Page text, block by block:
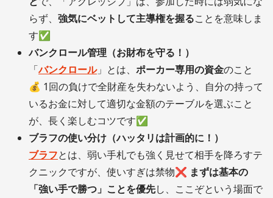
らず、 強気にベットして主導権を握ることを意味しま
す✅
バンクロール管理（お財布を守る！）
「バンクロール」とは、 ポーカー専用の資金のこと
💰 1回の負けで全財産を失わないよう、自分の持って
いるお金に対して適切な金額のテーブルを選ぶこと
が、長く楽しむコツです✅
ブラフの使い分け（ハッタリは計画的に！）
ブラフとは、弱い手札でも強く見せて相手を降ろすテ
クニックですが、使いすぎは禁物❌ まずは基本の
「強い手で勝つ」ことを優先し、ここぞという場面で